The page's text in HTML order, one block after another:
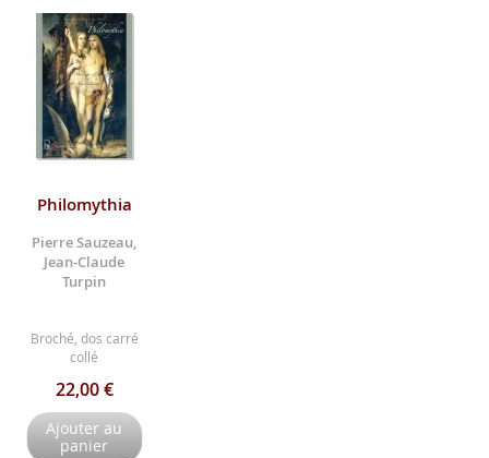
Philomythia
Pierre Sauzeau,
Jean-Claude
Turpin
Broché, dos carré
collé
22,00 €
Ajouter au
panier